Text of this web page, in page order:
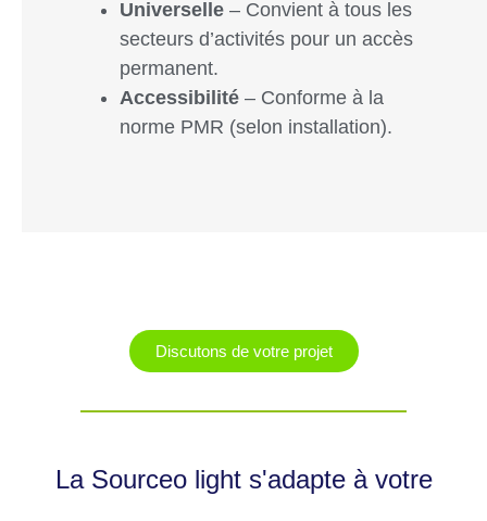
Universelle – Convient à tous les
secteurs d’activités pour un accès
permanent.
Accessibilité – Conforme à la
norme PMR (selon installation).
Discutons de votre projet
La Sourceo light s'adapte à votre